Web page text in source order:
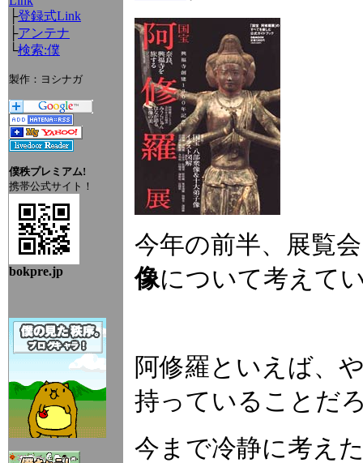
├登録式Link
├アンテナ
└検索:僕
製作：ヨシナガ
僕秩プレミアム!
携帯公式サイト！
bokpre.jp
今年の前半、展覧
像について考えて
阿修羅といえば、
持っていることだ
今まで冷静に考え